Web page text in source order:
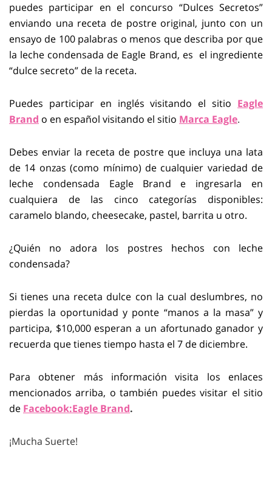
puedes participar en el concurso “Dulces Secretos”
enviando una receta de postre original, junto con un
ensayo de 100 palabras o menos que describa por que
la leche condensada de Eagle Brand, es el ingrediente
“dulce secreto” de la receta.
Puedes participar en inglés visitando el sitio Eagle
Brand o en español visitando el sitio Marca Eagle.
Debes enviar la receta de postre que incluya una lata
de 14 onzas (como mínimo) de cualquier variedad de
leche condensada Eagle Brand e ingresarla en
cualquiera de las cinco categorías disponibles:
caramelo blando, cheesecake, pastel, barrita u otro.
¿Quién no adora los postres hechos con leche
condensada?
Si tienes una receta dulce con la cual deslumbres, no
pierdas la oportunidad y ponte “manos a la masa” y
participa, $10,000 esperan a un afortunado ganador y
recuerda que tienes tiempo hasta el 7 de diciembre.
Para obtener más información visita los enlaces
mencionados arriba, o también puedes visitar el sitio
de Facebook:Eagle Brand.
¡Mucha Suerte!